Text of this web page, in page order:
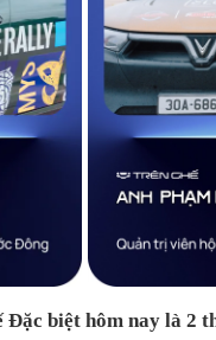
biệt hôm nay là 2